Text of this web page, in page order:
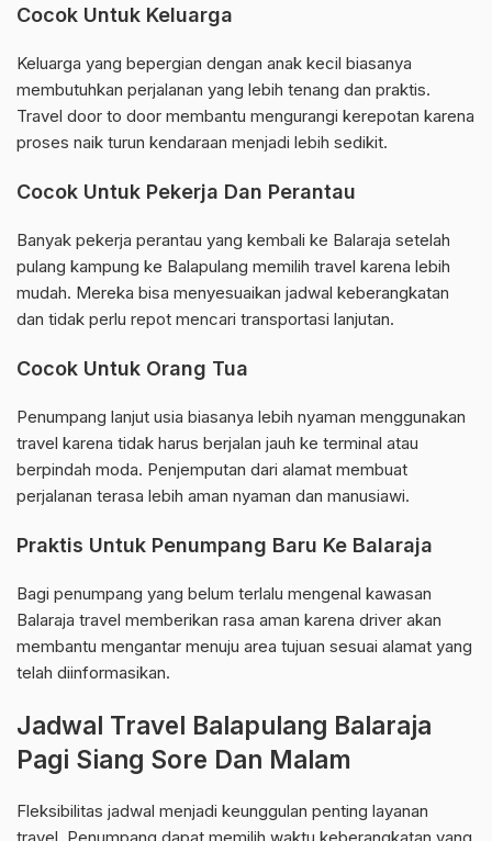
Cocok Untuk Keluarga
Keluarga yang bepergian dengan anak kecil biasanya
membutuhkan perjalanan yang lebih tenang dan praktis.
Travel door to door membantu mengurangi kerepotan karena
proses naik turun kendaraan menjadi lebih sedikit.
Cocok Untuk Pekerja Dan Perantau
Banyak pekerja perantau yang kembali ke Balaraja setelah
pulang kampung ke Balapulang memilih travel karena lebih
mudah. Mereka bisa menyesuaikan jadwal keberangkatan
dan tidak perlu repot mencari transportasi lanjutan.
Cocok Untuk Orang Tua
Penumpang lanjut usia biasanya lebih nyaman menggunakan
travel karena tidak harus berjalan jauh ke terminal atau
berpindah moda. Penjemputan dari alamat membuat
perjalanan terasa lebih aman nyaman dan manusiawi.
Praktis Untuk Penumpang Baru Ke Balaraja
Bagi penumpang yang belum terlalu mengenal kawasan
Balaraja travel memberikan rasa aman karena driver akan
membantu mengantar menuju area tujuan sesuai alamat yang
telah diinformasikan.
Jadwal Travel Balapulang Balaraja
Pagi Siang Sore Dan Malam
Fleksibilitas jadwal menjadi keunggulan penting layanan